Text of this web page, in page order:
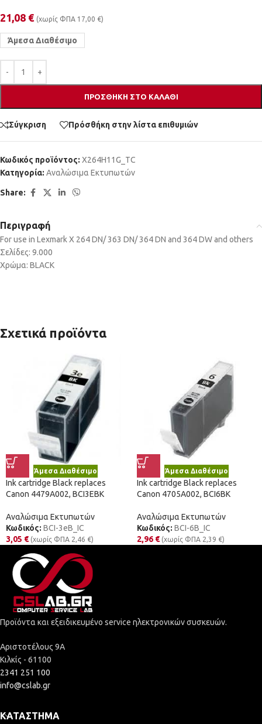
21,08 € (χωρίς ΦΠΑ 17,00 €)
Άμεσα Διαθέσιμο
ΠΡΟΣΘΉΚΗ ΣΤΟ ΚΑΛΆΘΙ
Σύγκριση Πρόσθήκη στην λίστα επιθυμιών
Κωδικός προϊόντος: X264H11G_TC
Κατηγορία: Αναλώσιμα Εκτυπωτών
Share:
Περιγραφή
For use in Lexmark X 264 DN/ 363 DN/ 364 DN and 364 DW and others
Σελίδες: 9.000
Χρώμα: BLACK
Σχετικά προϊόντα
Άμεσα Διαθέσιμο
Ink cartridge Black replaces
Canon 4479A002, BCI3EBK
Αναλώσιμα Εκτυπωτών
Κωδικός: BCI-3eB_IC
3,05 € (χωρίς ΦΠΑ 2,46 €)
Άμεσα Διαθέσιμο
Ink cartridge Black replaces
Canon 4705A002, BCI6BK
Αναλώσιμα Εκτυπωτών
Κωδικός: BCI-6B_IC
2,96 € (χωρίς ΦΠΑ 2,39 €)
Προϊόντα και εξειδικευμένο service ηλεκτρονικών συσκευών.
Αριστοτέλους 9Α
Κιλκίς - 61100
2341 251 100
info@cslab.gr
ΚΑΤΆΣΤΗΜΑ